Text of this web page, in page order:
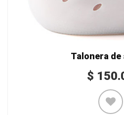
Talonera
$